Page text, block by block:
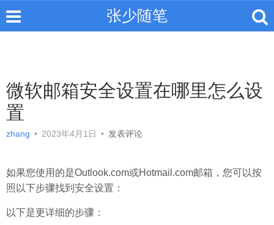
张少随笔
微软邮箱安全设置在哪里怎么设
置
zhang • 2023年4月1日 • 发表评论
如果您使用的是Outlook.com或Hotmail.com邮箱，您可以按
照以下步骤找到安全设置：
以下是更详细的步骤：